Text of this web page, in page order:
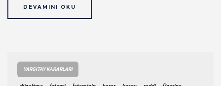
DEVAMINI OKU
YARGITAY KARARLARI